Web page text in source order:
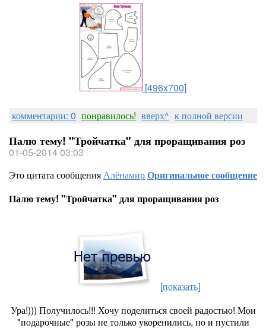
[496x700]
комментарии: 0 понравилось! вверх^ к полной версии
Палю тему! "Тройчатка" для проращивания роз
01-05-2014 03:03
Это цитата сообщенияАлёнамирОригинальное сообщение
Палю тему! "Тройчатка" для проращивания роз
[показать]
Ура!))) Получилось!!! Хочу поделиться своей радостью! Мои
"подарочные" розы не только укоренились, но и пустили